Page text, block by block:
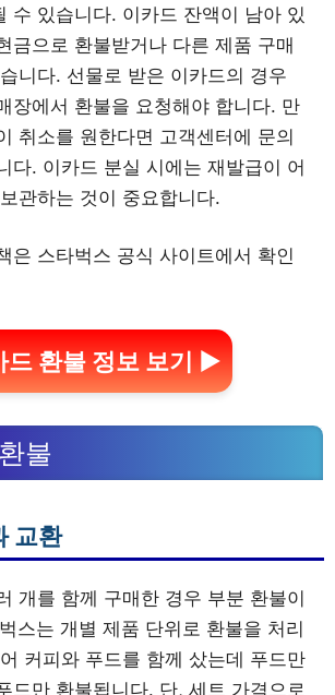
수 있습니다. 이카드 잔액이 남아 있
금으로 환불받거나 다른 제품 구매
니다. 선물로 받은 이카드의 경우
장에서 환불을 요청해야 합니다. 만
취소를 원한다면 고객센터에 문의
다. 이카드 분실 시에는 재발급이 어
관하는 것이 중요합니다.
은 스타벅스 공식 사이트에서 확인
드 환불 정보 보기 ▶
불
교환
개를 함께 구매한 경우 부분 환불이
스는 개별 제품 단위로 환불을 처리
커피와 푸드를 함께 샀는데 푸드만
드만 환불됩니다. 단, 세트 가격으로